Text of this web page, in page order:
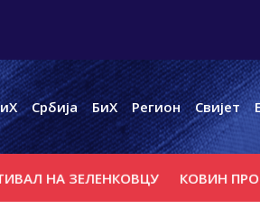
Србија БиХ Регион Свијет
КОВИН ПРОГЛАСИО